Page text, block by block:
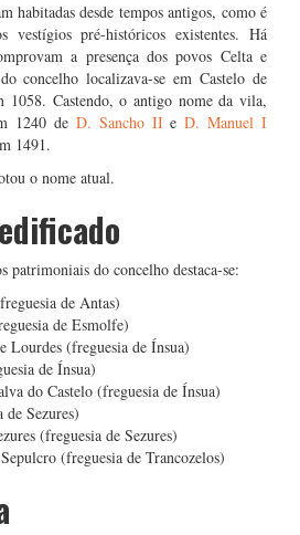
habitadas desde tempos antigos, como é
vestígios pré-históricos existentes. Há
a presença dos povos Celta e
concelho localizava-se em Castelo de
1058. Castendo, o antigo nome da vila,
1240 de D. Sancho IIeD. Manuel I
1491.
o nome atual.
patrimoniais do concelho destaca-se:
de Antas)
de Esmolfe)
Lourdes (freguesia de Ínsua)
de Ínsua)
do Castelo (freguesia de Ínsua)
Sezures)
(freguesia de Sezures)
(freguesia de Trancozelos)